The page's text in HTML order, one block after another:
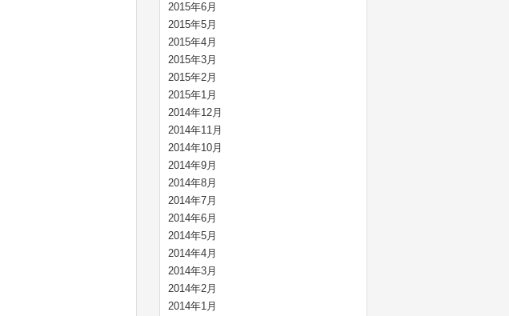
2015年6月
2015年5月
2015年4月
2015年3月
2015年2月
2015年1月
2014年12月
2014年11月
2014年10月
2014年9月
2014年8月
2014年7月
2014年6月
2014年5月
2014年4月
2014年3月
2014年2月
2014年1月